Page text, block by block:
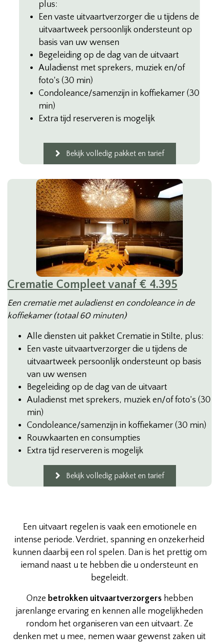
plus:
Een vaste uitvaartverzorger die u tijdens de
uitvaartweek persoonlijk ondersteunt op
basis van uw wensen
Begeleiding op de dag van de uitvaart
Auladienst met sprekers, muziek en/of
foto's (30 min)
Condoleance/samenzijn in koffiekamer (30
min)
Extra tijd reserveren is mogelijk
Bekijk volledig pakket en tarief
Crematie Compleet vanaf € 4.395
Een crematie met auladienst en condoleance in de
koffiekamer (totaal 60 minuten)
Alle diensten uit pakket Crematie in Stilte, plus:
Een vaste uitvaartverzorger die u tijdens de
uitvaartweek persoonlijk ondersteunt op basis
van uw wensen
Begeleiding op de dag van de uitvaart
Auladienst met sprekers, muziek en/of foto's (30
min)
Condoleance/samenzijn in koffiekamer (30 min)
Rouwkaarten en consumpties
Extra tijd reserveren is mogelijk
Bekijk volledig pakket en tarief
Een uitvaart regelen is vaak een emotionele en
intense periode. Verdriet, spanning en onzekerheid
kunnen daarbij een rol spelen. Dan is het prettig om
iemand naast u te hebben die u ondersteunt en
begeleidt.
Onze betrokken uitvaartverzorgers hebben
jarenlange ervaring en kennen alle mogelijkheden
rondom het organiseren van een uitvaart. Ze
denken met u mee, nemen waar gewenst zaken uit